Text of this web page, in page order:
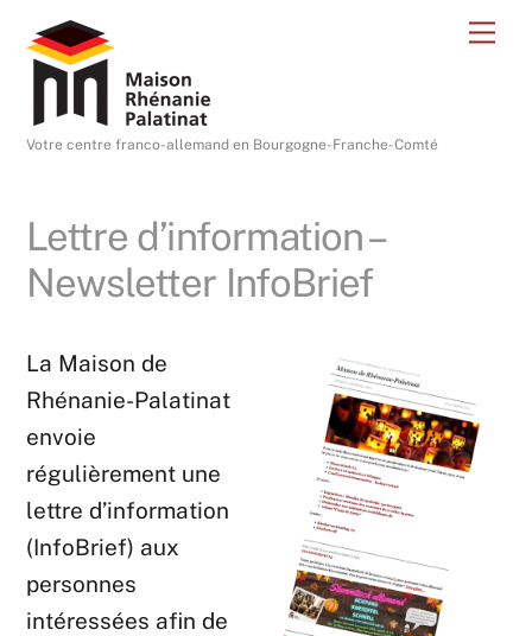
content
Votre centre franco-allemand en Bourgogne-Franche-Comté
Lettre d’information –
Newsletter InfoBrief
La Maison de
Rhénanie-Palatinat
envoie
régulièrement une
lettre d’information
(InfoBrief) aux
personnes
intéressées afin de